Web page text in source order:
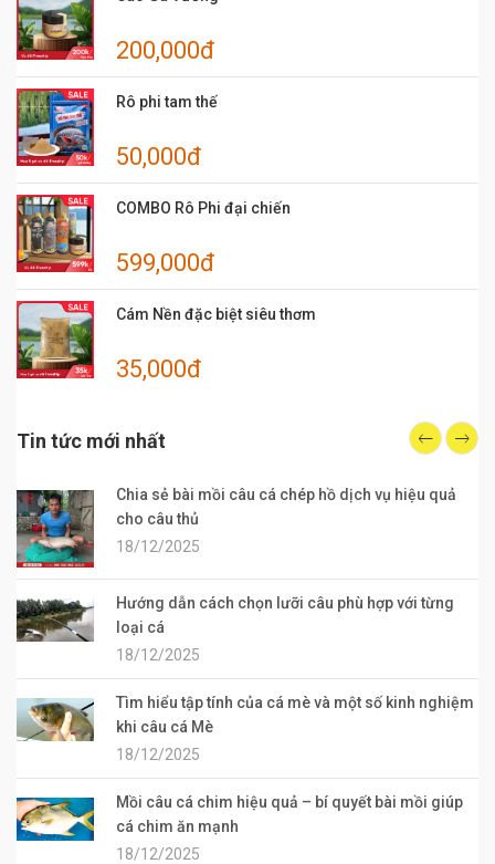
200,000đ
Rô phi tam thế
50,000đ
COMBO Rô Phi đại chiến
599,000đ
Cám Nền đặc biệt siêu thơm
35,000đ
Tin tức mới nhất
Chia sẻ bài mồi câu cá chép hồ dịch vụ hiệu quả
cho câu thủ
18/12/2025
Hướng dẫn cách chọn lưỡi câu phù hợp với từng
loại cá
18/12/2025
Tìm hiểu tập tính của cá mè và một số kinh nghiệm
khi câu cá Mè
18/12/2025
Mồi câu cá chim hiệu quả – bí quyết bài mồi giúp
cá chim ăn mạnh
18/12/2025